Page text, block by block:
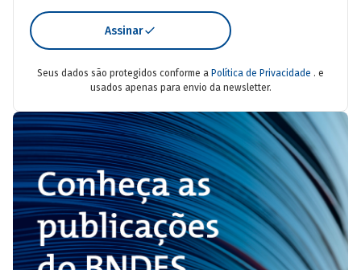
Assinar
Seus dados são protegidos conforme a Política de Privacidade . e
usados apenas para envio da newsletter.